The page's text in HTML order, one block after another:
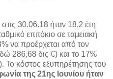
30.06.18 ήταν 18,2 έτη
επιτόκιο σε ταμειακή
να προέρχεται από τον
286,68 δις €) και το 17%
). Το κόστος εξυπηρέτησης του
της 21ης Ιουνίου ήταν